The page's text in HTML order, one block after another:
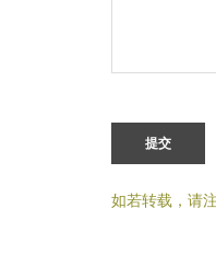
提交
如若转载，请